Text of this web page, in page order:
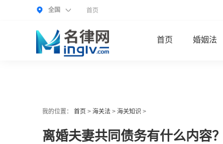
全国 首页
首页 婚姻法
我的位置： 首页 > 海关法 > 海关知识 >
离婚夫妻共同债务有什么内容